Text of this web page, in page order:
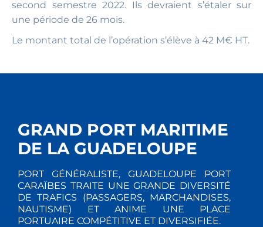
second semestre 2022. Ils devraient s’étaler sur
une période de 26 mois.
Le montant total de l’opération s’élève à 42 M€ HT.
GRAND PORT MARITIME
DE LA GUADELOUPE
PORT GÉNÉRALISTE, GUADELOUPE PORT
CARAÏBES TRAITE UNE GRANDE DIVERSITÉ
DE TRAFICS (PASSAGERS, MARCHANDISES,
NAUTISME) ET ANIME UNE PLACE
PORTUAIRE COMPÉTITIVE ET DIVERSIFIÉE.